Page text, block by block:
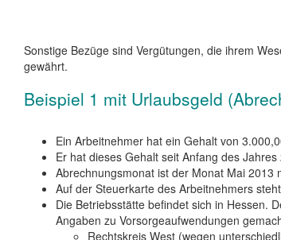
Sonstige Bezüge sind Vergütungen, die ihrem
gewährt.
Beispiel 1 mit Urlaubsgeld
Ein Arbeitnehmer hat ein Gehalt von
Er hat dieses Gehalt seit Anfang des
Abrechnungsmonat ist der Monat Mai 2013
Auf der Steuerkarte des Arbeitnehmers
Die Betriebsstätte befindet sich in Hessen.
Angaben zu Vorsorgeaufwendungen
Rechtskreis West (wegen